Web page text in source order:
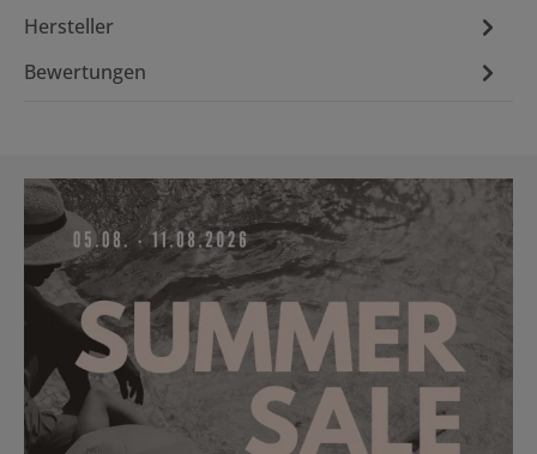
Hersteller
Bewertungen